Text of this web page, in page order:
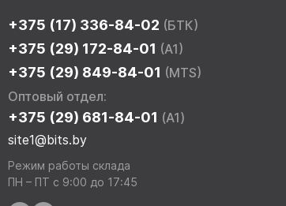
+375 (17) 336-84-02 (БТК)
+375 (29) 172-84-01 (A1)
+375 (29) 849-84-01 (MTS)
Оптовый отдел:
+375 (29) 681-84-01 (A1)
site1@bits.by
Режим работы склада
ПН – ПТ с 9:00 до 17:45